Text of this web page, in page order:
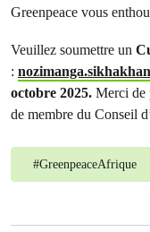
Greenpeace vous
Veuillez soumettre un
:
octobre 2025. Merci de
de membre du Conseil
#GreenpeaceAfrique